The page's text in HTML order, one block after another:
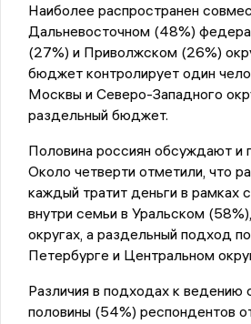
Наиболее распространен
Дальневосточном (48%)
(27%) и Приволжском (26%)
бюджет контролирует один
Москвы и Северо-Западного
раздельный бюджет.
Половина россиян обсуждают и
Около четверти отметили, что
каждый тратит деньги в рамках
внутри семьи в Уральском
округах, а раздельный подход
Петербурге и Центральном
Различия в подходах к ведению
половины (54%) респондентов